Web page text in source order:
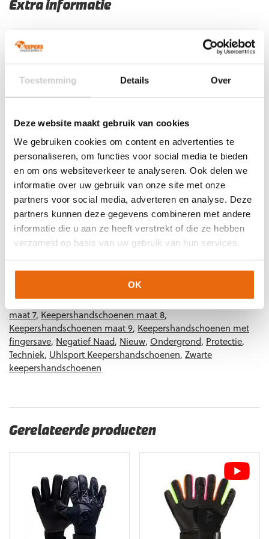
Toestemming Details Over
Deze website maakt gebruik van cookies
We gebruiken cookies om content en advertenties te
personaliseren, om functies voor social media te bieden
en om ons websiteverkeer te analyseren. Ook delen we
informatie over uw gebruik van onze site met onze
partners voor social media, adverteren en analyse. Deze
partners kunnen deze gegevens combineren met andere
informatie die u aan ze heeft verstrekt of die ze hebben
verzameld op basis van uw gebruik van hun services.
OK
Artikelnummers
EAN code
Eigenschappen
4099803249828
Maat: 6
4099803249842
Maat: 7
4099803249866
Maat: 8
4099803249774
Maat: 10
Let op!Houd rekening met 1-2 werkdagen extra levertijd
voor bedrukte artikelen.
Bedrukte artikelen kunnen wij helaas niet terugnemen.
Artikelnummer:101140001 Categorieën:Gras
Keepershandschoenen,Keepershandschoenen,
Keepershandschoenen kind,Keepershandschoenen maat 10
Keepershandschoenen maat 11,Keepershandschoenen maat
,Keepershandschoenen maat 6,Keepershandschoenen
maat 7, Keepershandschoenen maat 8,
Keepershandschoenen maat 9, Keepershandschoenen met
fingersave, Negatief Naad, Nieuw, Ondergrond, Protectie,
Techniek, Uhlsport Keepershandschoenen, Zwarte
keepershandschoenen
Extra informatie
Ondergrond
Kleur
Fluo Yellow, Wit,Zwart
Gerelateerde producten